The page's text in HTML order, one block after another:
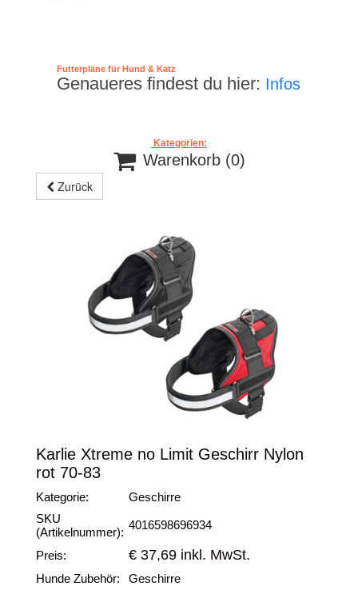
Futterpläne für Hund & Katz
Genaueres findest du hier: Infos
Kategorien:
 Warenkorb (0)
Zurück
Karlie Xtreme no Limit Geschirr Nylon
rot 70-83
Kategorie:
Geschirre
SKU
(Artikelnummer):
4016598696934
Preis: € 37,69 inkl. MwSt.
Hunde Zubehör: Geschirre